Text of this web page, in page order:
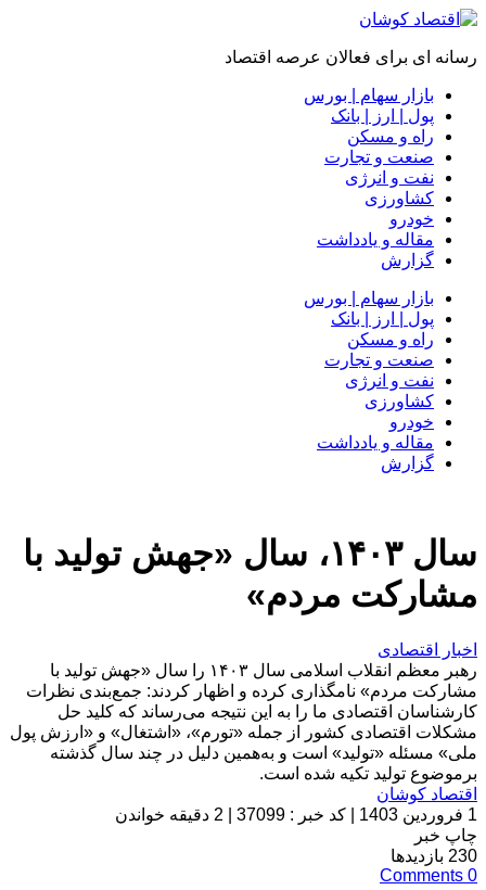
رسانه ای برای فعالان عرصه اقتصاد
بازار سهام | بورس
پول | ارز | بانک
راه و مسکن
صنعت و تجارت
نفت و انرژی
کشاورزی
خودرو
مقاله و یادداشت
گزارش
بازار سهام | بورس
پول | ارز | بانک
راه و مسکن
صنعت و تجارت
نفت و انرژی
کشاورزی
خودرو
مقاله و یادداشت
گزارش
سال ۱۴۰۳، سال «جهش تولید با
مشارکت مردم»
اخبار اقتصادی
رهبر معظم انقلاب اسلامی سال ۱۴۰۳ را سال «جهش تولید با
مشارکت مردم» نامگذاری کرده و اظهار کردند: جمع‌بندی نظرات
کارشناسان اقتصادی ما را به این نتیجه می‌رساند که کلید حل
مشکلات اقتصادی کشور از جمله «تورم»، «اشتغال» و «ارزش پول
ملی» مسئله «تولید» است و به‌همین دلیل در چند سال گذشته
برموضوع تولید تکیه شده است.
اقتصاد کوشان
1 فروردین 1403
کد خبر : 37099
2 دقیقه خواندن
چاپ خبر
230 بازدیدها
0
Comments